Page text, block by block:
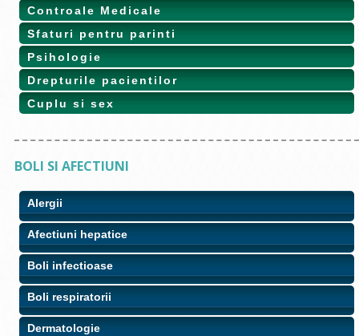
Controale Medicale
Sfaturi pentru parinti
Psihologie
Drepturile pacientilor
Cuplu si sex
BOLI SI AFECTIUNI
Alergii
Afectiuni hepatice
Boli infectioase
Boli respiratorii
Dermatologie